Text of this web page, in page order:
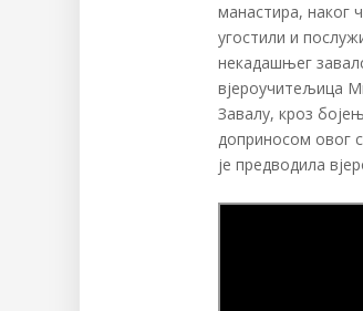
манастира, наког
угостили и
некадашњег
вјероучитељица
Завалу, кроз
доприносом овог
је предводила